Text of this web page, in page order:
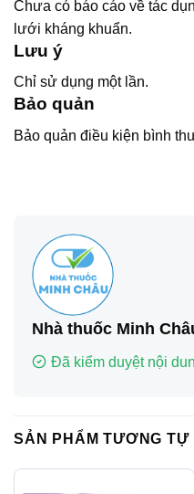
Chưa có báo cáo về tác
lưới kháng khuẩn.
Lưu ý
Chỉ sử dụng một lần.
Bảo quản
Bảo quản điều kiện bình
Nhà thuốc Minh
Đã kiểm duyệt nội
SẢN PHẨM TƯƠNG TỰ